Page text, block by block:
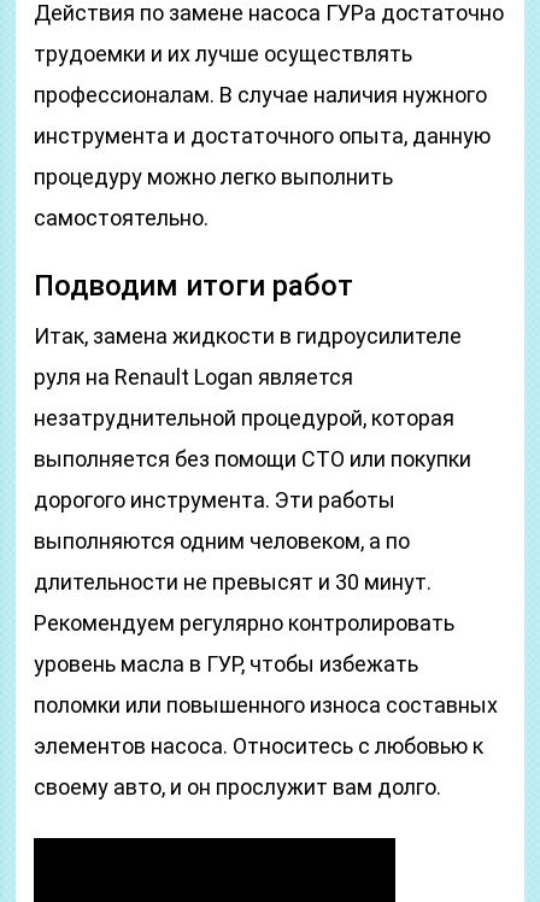
Действия по замене насоса ГУРа достаточно
трудоемки и их лучше осуществлять
профессионалам. В случае наличия нужного
инструмента и достаточного опыта, данную
процедуру можно легко выполнить
самостоятельно.
Подводим итоги работ
Итак, замена жидкости в гидроусилителе
руля на Renault Logan является
незатруднительной процедурой, которая
выполняется без помощи СТО или покупки
дорогого инструмента. Эти работы
выполняются одним человеком, а по
длительности не превысят и 30 минут.
Рекомендуем регулярно контролировать
уровень масла в ГУР, чтобы избежать
поломки или повышенного износа составных
элементов насоса. Относитесь с любовью к
своему авто, и он прослужит вам долго.